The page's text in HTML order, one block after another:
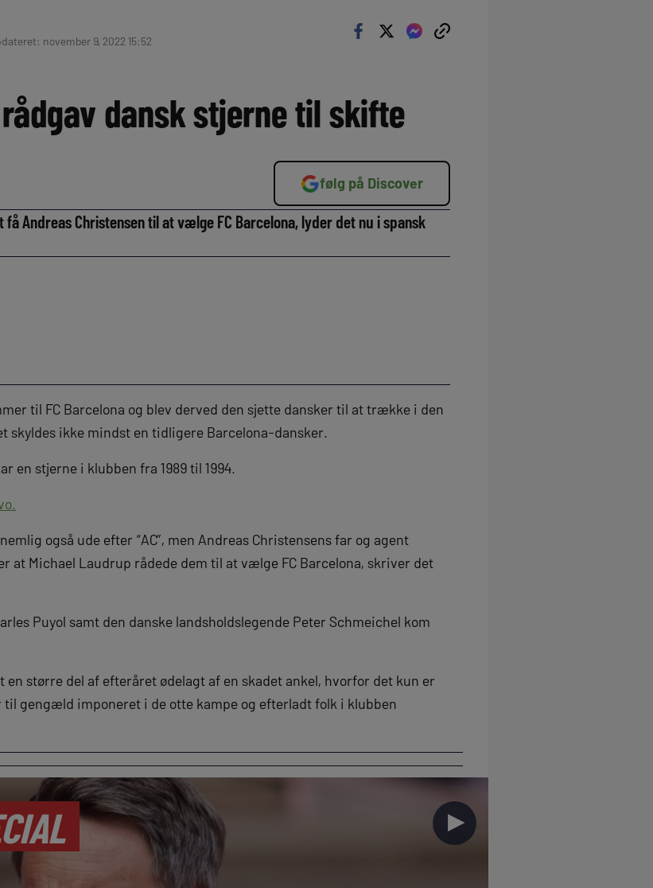
november 9, 2022 15:52
dansk stjerne til skifte
følg på Discover
Andreas Christensen til at vælge FC Barcelona, lyder det nu i spansk
til FC Barcelona og blev derved den sjette dansker til at trække i den
skyldes ikke mindst en tidligere Barcelona-dansker.
en stjerne i klubben fra 1989 til 1994.
også ude efter “AC”, men Andreas Christensens far og agent
at Michael Laudrup rådede dem til at vælge FC Barcelona, skriver det
Puyol samt den danske landsholdslegende Peter Schmeichel kom
en større del af efteråret ødelagt af en skadet ankel, hvorfor det kun er
gengæld imponeret i de otte kampe og efterladt folk i klubben
►